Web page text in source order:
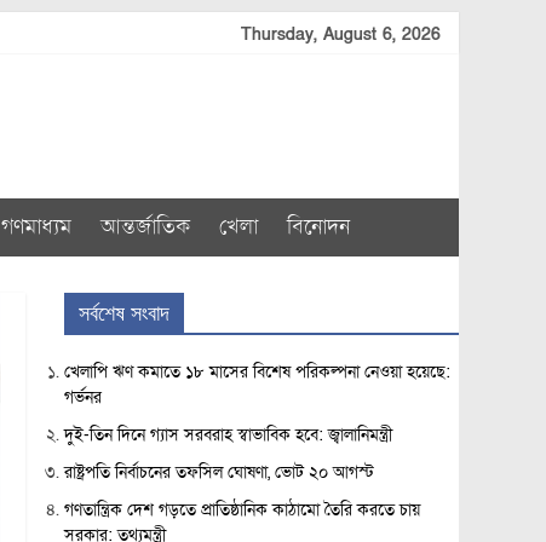
Thursday, August 6, 2026
গণমাধ্যম আন্তর্জাতিক খেলা বিনোদন
সর্বশেষ সংবাদ
খেলাপি ঋণ কমাতে ১৮ মাসের বিশেষ পরিকল্পনা নেওয়া হয়েছে:
গর্ভনর
দুই-তিন দিনে গ্যাস সরবরাহ স্বাভাবিক হবে: জ্বালানিমন্ত্রী
রাষ্ট্রপতি নির্বাচনের তফসিল ঘোষণা, ভোট ২০ আগস্ট
গণতান্ত্রিক দেশ গড়তে প্রাতিষ্ঠানিক কাঠামো তৈরি করতে চায়
সরকার: তথ্যমন্ত্রী